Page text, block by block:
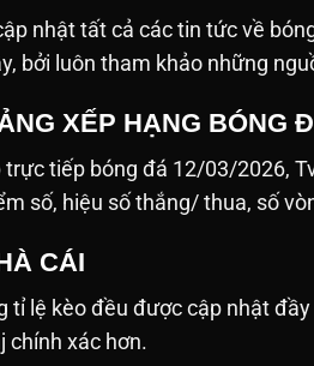
nhật tất cả các tin tức về
bởi luôn tham khảo những
XẾP HẠNG BÓNG
tiếp bóng đá 12/03/2026,
số, hiệu số thắng/ thua, số
CÁI
tỉ lệ kèo đều được cập nhật
chính xác hơn.